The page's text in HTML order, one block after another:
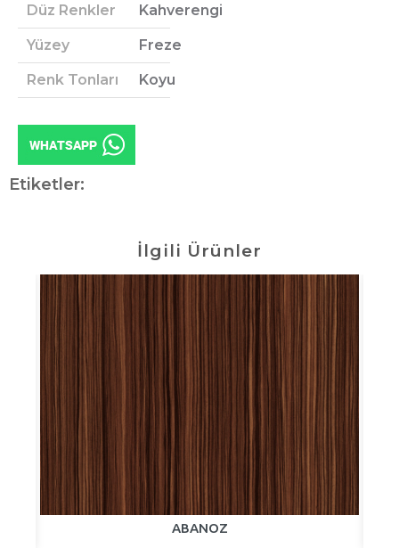
Düz Renkler Kahverengi
Yüzey Freze
Renk Tonları Koyu
Etiketler:
İlgili Ürünler
ABANOZ